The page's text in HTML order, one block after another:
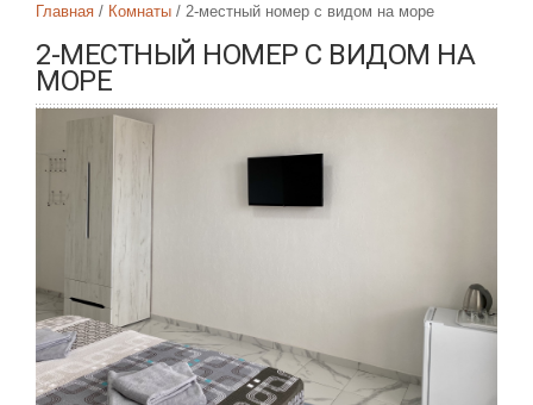
Главная Комнаты 2-местный номер с видом на море
2-МЕСТНЫЙ НОМЕР С ВИДОМ НА
МОРЕ